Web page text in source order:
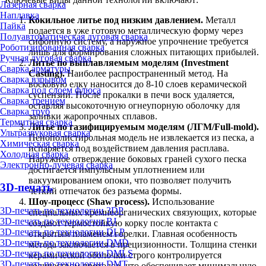
Лазерная сварка
Наплавка
Пайка
Полуавтоматическая дуговая сварка
Роботизированная сварка
Ручная дуговая сварка
Сварка арматуры
Сварка взрывом
Сварка под слоем флюса
Сварка трением
Сварка труб
Термитная сварка
Ультразвуковая сварка
Химическая сварка
Холодная сварка
Электронно-лучевая сварка
3D-печать
3D-печать по технологии 3DP
3D-печать по технологии BJ
3D-печать по технологии DLP
3D-печать по технологии DMD
3D-печать по технологии DMLS
3D-печать по технологии DMT
Кокильное литье под низким давлением. Металл
подается в уже готовую металлическую форму через
сифонную систему, а наружное упрочнение требуется
лишь для формирования сложных питающих прибылей.
Литье по выплавляемым моделям (Investment
Casting).Наиболее распространенный метод. На
восковую елку наносится до 8-10 слоев керамической
суспензии. После прокалки в печи воск удаляется,
оставляя высокоточную огнеупорную оболочку для
заливки жаропрочных сплавов.
Литье по газифицируемым моделям (ЛГМ/Full-mold).
Пенополистирольная модель не извлекается из песка, а
испаряется под воздействием давления расплава.
Наружное отверждение боковых граней сухого песка
достигается импульсным уплотнением или
вакуумированием опоки, что позволяет получить
четкий отпечаток без разъема формы.
Шоу-процесс (Shaw process). Использование
специальных кремнеорганических связующих, которые
создают термостойкую корку после контакта с
открытым пламенем горелки. Главная особенность
метода заключается в прецизионности. Толщина стенки
керамической оболочки строго контролируется